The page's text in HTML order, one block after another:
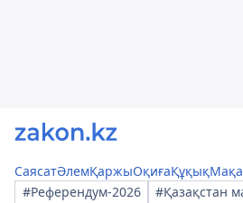
СаясатӘлемҚаржыОқиғаҚұқық
#Референдум-2026
#Қазақстан